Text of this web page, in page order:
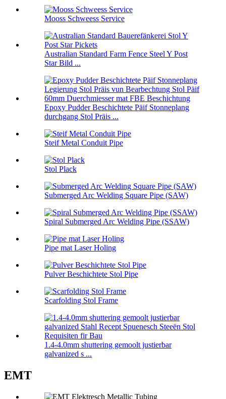
Mooss Schweess Service
Australian Standard Farm Fence Steel Y Post
Star Bild ...
Epoxy Pudder Beschichtete Päif Stonneplang
durchgang Stol Präis ...
Steif Metal Conduit Pipe
Stol Plack
Submerged Arc Welding Square Pipe (SAW)
Spiral Submerged Arc Welding Pipe (SSAW)
Pipe mat Laser Holing
Pulver Beschichtete Stol Pipe
Scarfolding Stol Frame
1.4-4.0mm shuttering gemoolt justierbar
galvanized s ...
EMT